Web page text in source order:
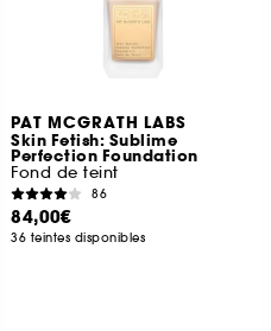
PAT MCGRATH LABS
Skin Fetish: Sublime
Perfection Foundation
Fond de teint
86
84,00€
36 teintes disponibles